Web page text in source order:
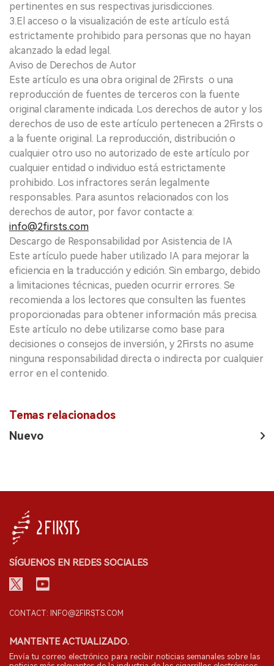
pertinentes en sus respectivas jurisdicciones.
3.El acceso o la visualización de este artículo está
estrictamente prohibido para personas que no hayan
alcanzado la edad legal.
Aviso de Derechos de Autor
Este artículo es una obra original de 2Firsts o una
reproducción de fuentes de terceros con la fuente
original claramente indicada. Los derechos de autor y los
derechos de uso de este artículo pertenecen a 2Firsts o
a la fuente original. La reproducción, distribución o
cualquier otro uso no autorizado de este artículo por
cualquier entidad o individuo está estrictamente
prohibido. Los infractores serán legalmente
responsables. Para asuntos relacionados con los
derechos de autor, por favor contacte a:
info@2firsts.com
Descargo de Responsabilidad por Asistencia de IA
Este artículo puede haber utilizado IA para mejorar la
eficiencia en la traducción y edición. Sin embargo, debido
a limitaciones técnicas, pueden ocurrir errores. Se
recomienda a los lectores que consulten las fuentes
proporcionadas para obtener información más precisa.
Este artículo no debe utilizarse como base para
decisiones o consejos de inversión, y 2Firsts no asume
ninguna responsabilidad directa o indirecta por cualquier
error en el contenido.
Temas relacionados
Nuevo
SÍGUENOS EN REDES SOCIALES
CONTACT: INFO@2FIRSTS.COM
MANTENTE ACTUALIZADO.
Envía tu correo electrónico para recibir noticias semanales sobre las